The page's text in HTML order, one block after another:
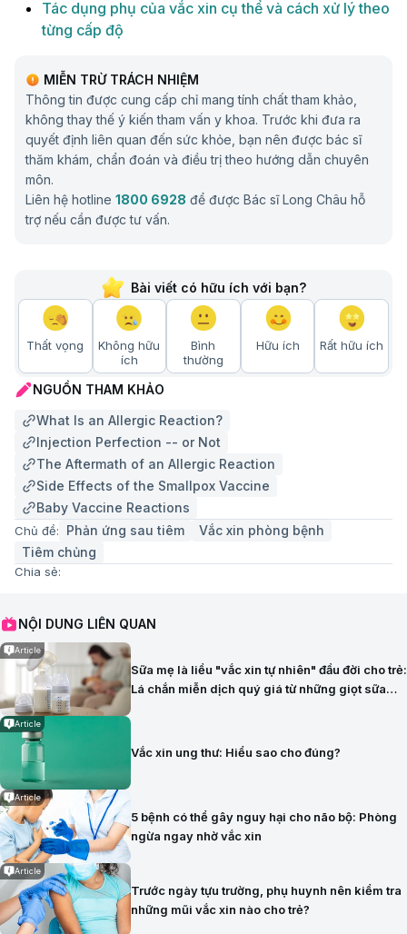
Tác dụng phụ của vắc xin cụ thể và cách xử lý theo
từng cấp độ
MIỄN TRỪ TRÁCH NHIỆM
Thông tin được cung cấp chỉ mang tính chất tham khảo,
không thay thế ý kiến tham vấn y khoa. Trước khi đưa ra
quyết định liên quan đến sức khỏe, bạn nên được bác sĩ
thăm khám, chẩn đoán và điều trị theo hướng dẫn chuyên
môn.
Liên hệ hotline 1800 6928 để được Bác sĩ Long Châu hỗ
trợ nếu cần được tư vấn.
Bài viết có hữu ích với bạn?
Thất vọng
Không hữu
ích
Bình
thường
Hữu ích Rất hữu ích
NGUỒN THAM KHẢO
What Is an Allergic Reaction?
Injection Perfection -- or Not
The Aftermath of an Allergic Reaction
Side Effects of the Smallpox Vaccine
Baby Vaccine Reactions
Chủ đề: Phản ứng sau tiêm
Vắc xin phòng bệnh
Tiêm chủng
Chia sẻ:
NỘI DUNG LIÊN QUAN
Article
Sữa mẹ là liều "vắc xin tự nhiên" đầu đời cho trẻ:
Lá chắn miễn dịch quý giá từ những giọt sữa
Article
Vắc xin ung thư: Hiểu sao cho đúng?
Article
5 bệnh có thể gây nguy hại cho não bộ: Phòng
ngừa ngay nhờ vắc xin
Article
Trước ngày tựu trường, phụ huynh nên kiểm tra
những mũi vắc xin nào cho trẻ?